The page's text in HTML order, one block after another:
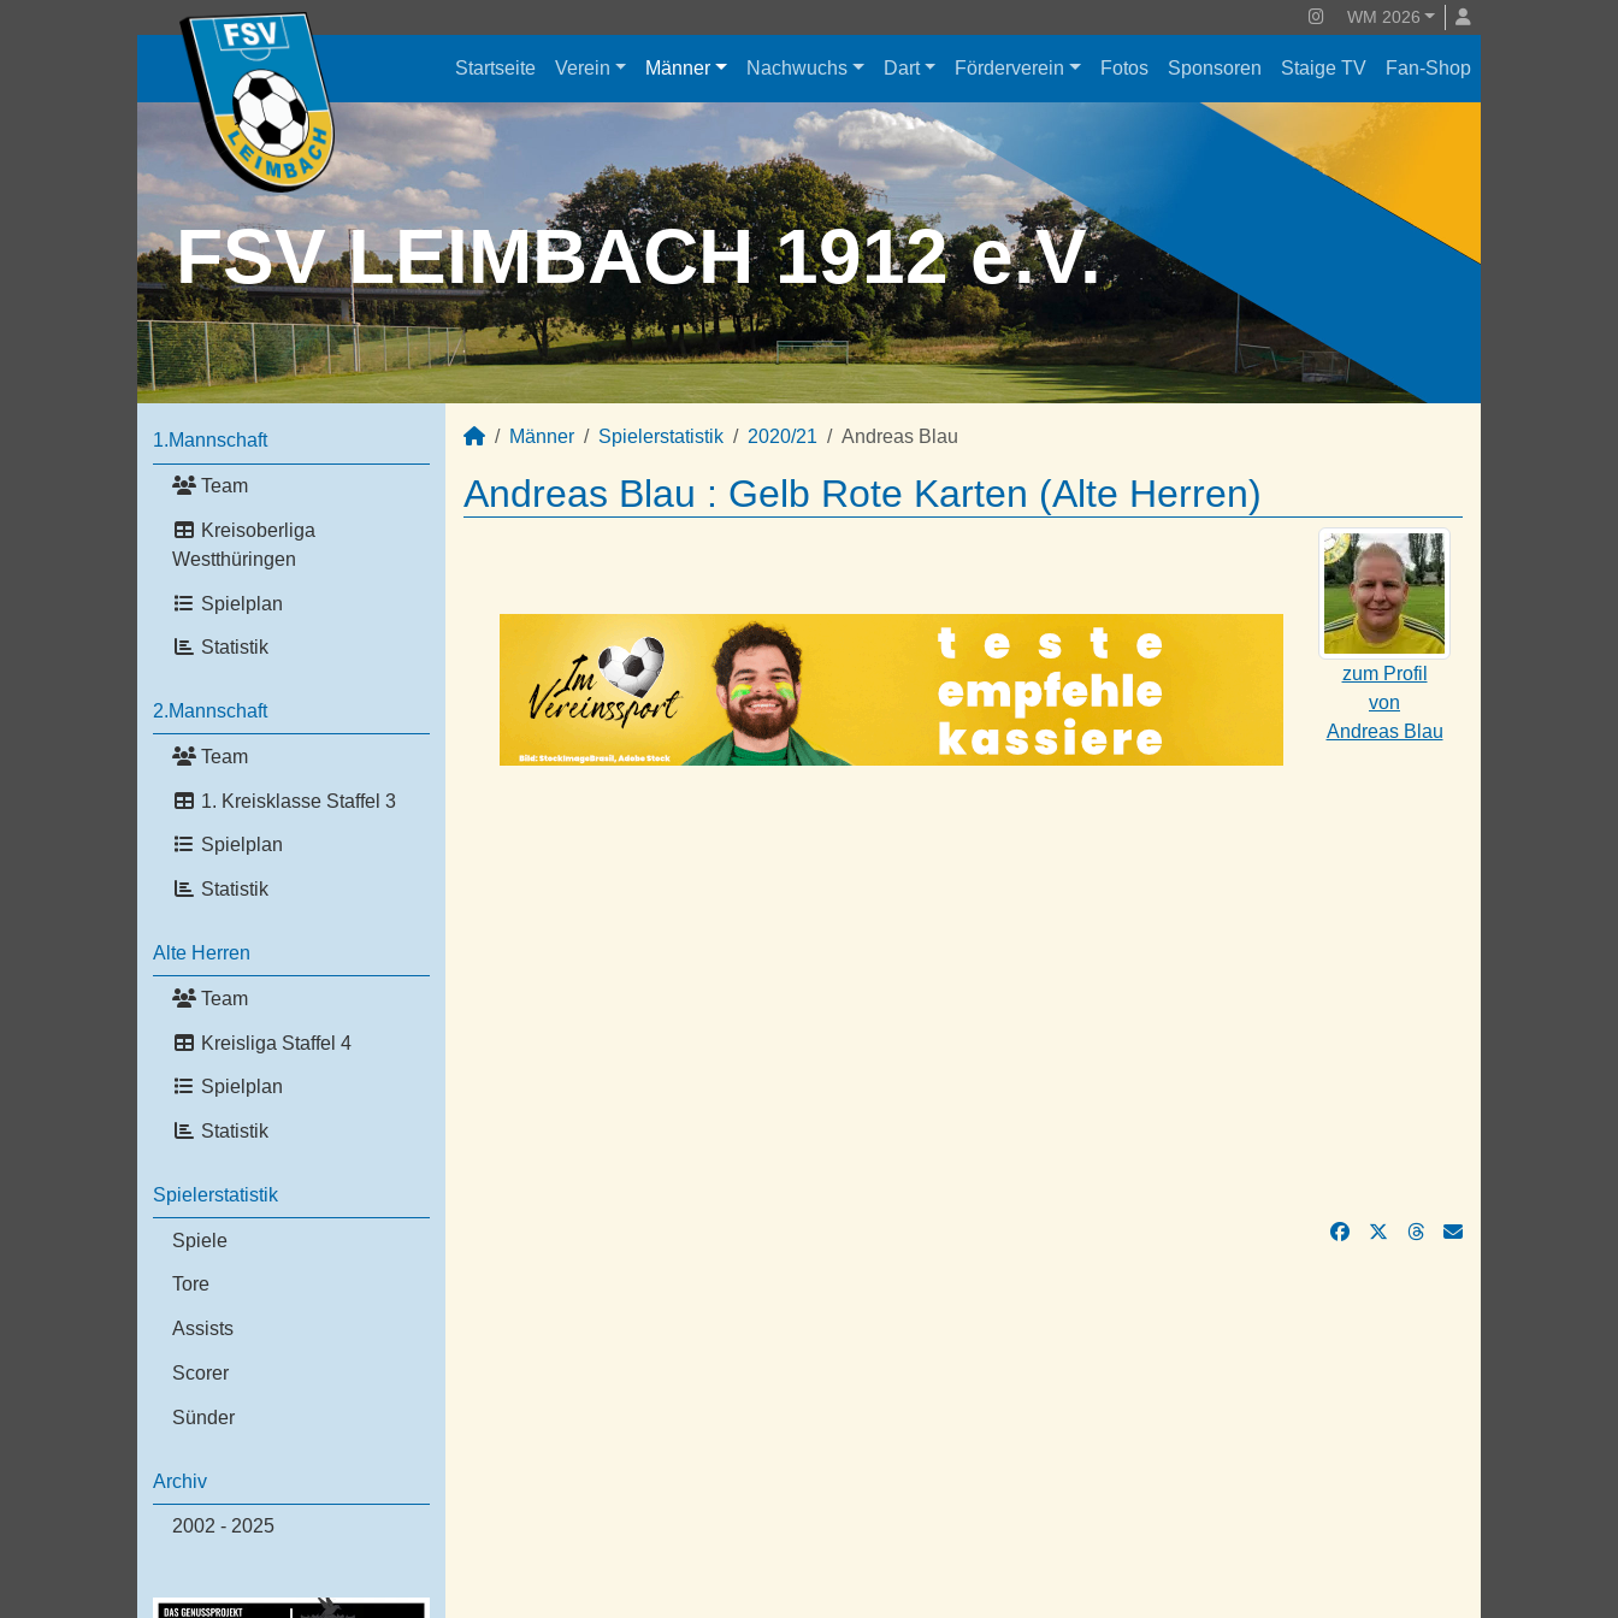
WM 2026
Startseite Verein Männer Nachwuchs Dart Förderverein Fotos Sponsoren Staige TV Fan-Shop
FSV LEIMBACH 1912 e.V.
1.Mannschaft
Team
Kreisoberliga
Westthüringen
Spielplan
Statistik
2.Mannschaft
Team
1. Kreisklasse Staffel 3
Spielplan
Statistik
Alte Herren
Team
Kreisliga Staffel 4
Spielplan
Statistik
Spielerstatistik
Spiele
Tore
Assists
Scorer
Sünder
Archiv
2002 - 2025
Männer Spielerstatistik 2020/21 Andreas Blau
Andreas Blau : Gelb Rote Karten (Alte Herren)
zum Profil
von
Andreas Blau